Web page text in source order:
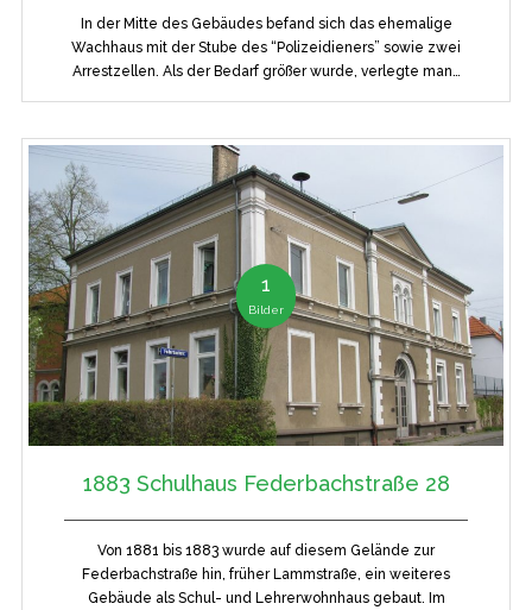
In der Mitte des Gebäudes befand sich das ehemalige
Wachhaus mit der Stube des “Polizeidieners” sowie zwei
Arrestzellen. Als der Bedarf größer wurde, verlegte man…
1
Bilder
1883 Schulhaus Federbachstraße 28
Von 1881 bis 1883 wurde auf diesem Gelände zur
Federbachstraße hin, früher Lammstraße, ein weiteres
Gebäude als Schul- und Lehrerwohnhaus gebaut. Im